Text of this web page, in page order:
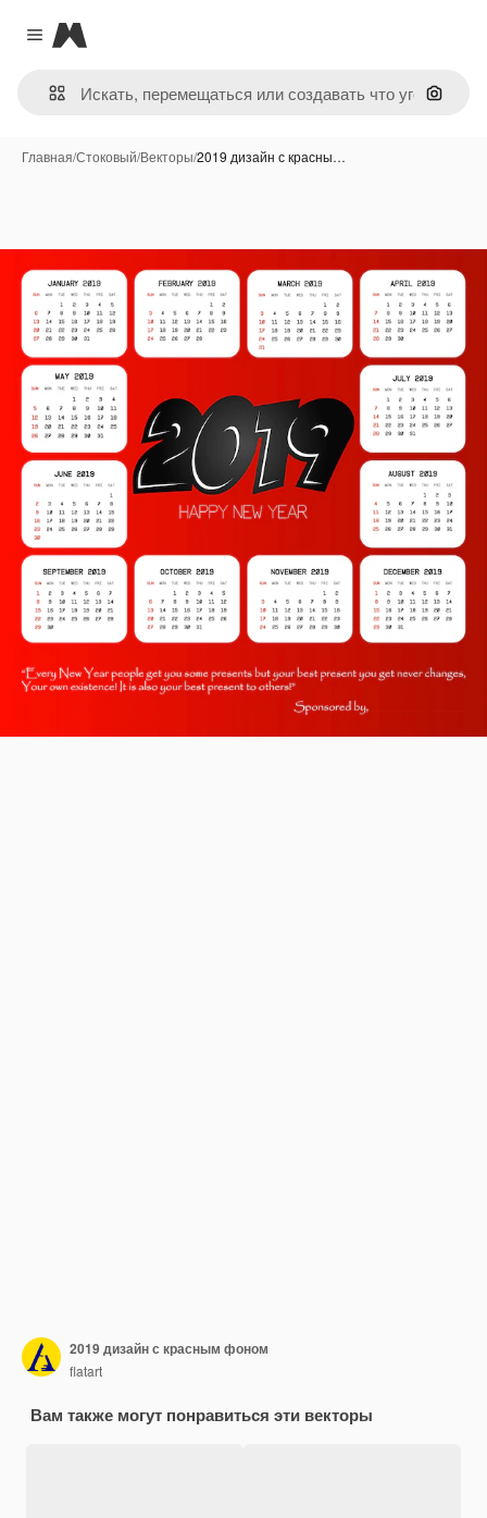
Close menu
Magnific
Поиск
Главная/Стоковый/Векторы/2019 дизайн с красны…
2019 дизайн с красным фоном
flatart
Вам также могут понравиться эти векторы